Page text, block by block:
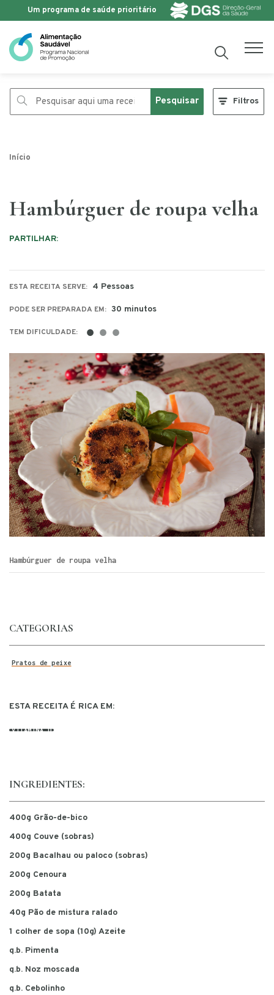
Saltar para o conteúdo
Um programa de saúde prioritário
Pesquisar Filtros
Início
Hambúrguer de roupa velha
PARTILHAR:
ESTA RECEITA SERVE: 4 Pessoas
PODE SER PREPARADA EM: 30 minutos
TEM DIFICULDADE: ● ● ●
Hambúrguer de roupa velha
CATEGORIAS
Pratos de peixe
ESTA RECEITA É RICA EM:
VITAMINA D
INGREDIENTES:
400g Grão-de-bico
400g Couve (sobras)
200g Bacalhau ou paloco (sobras)
200g Cenoura
200g Batata
40g Pão de mistura ralado
1 colher de sopa (10g) Azeite
q.b. Pimenta
q.b. Noz moscada
q.b. Cebolinho